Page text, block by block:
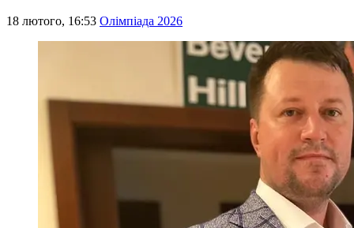
18 лютого, 16:53 Олімпіада 2026